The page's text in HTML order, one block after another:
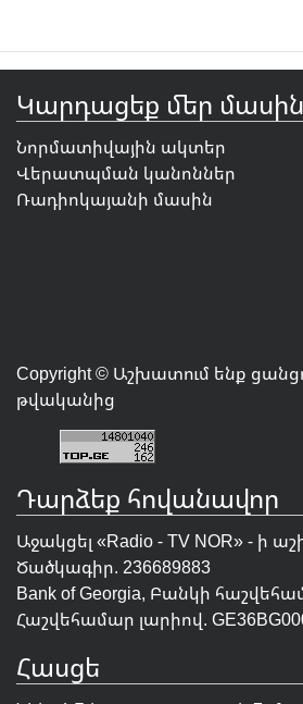
Կարդացեք մեր մասին
Նորմատիվային ակտեր
Վերատպման կանոններ
Ռադիոկայանի մասին
Copyright © Աշխատում ենք
թվականից
Դարձեք հովանավոր
Աջակցել «Radio - TV NOR» - ի
Ծածկագիր. 236689883
Bank of Georgia, Բանկի
Հաշվեհամար լարիով.
Հասցե